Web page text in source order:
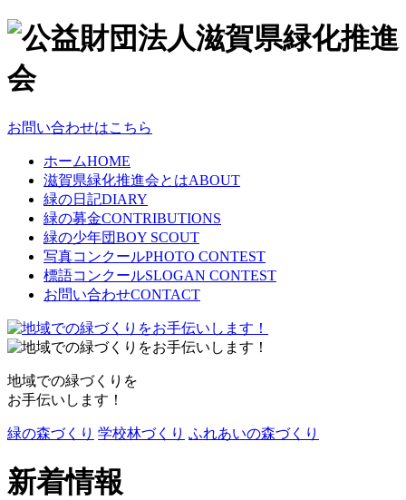
お問い合わせはこちら
ホームHOME
滋賀県緑化推進会とはABOUT
緑の日記DIARY
緑の募金CONTRIBUTIONS
緑の少年団BOY SCOUT
写真コンクールPHOTO CONTEST
標語コンクールSLOGAN CONTEST
お問い合わせCONTACT
地域での緑づくりを
お手伝いします！
緑の森づくり 学校林づくり ふれあいの森づくり
新着情報